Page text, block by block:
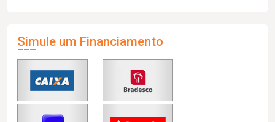
Simule um Financiamento